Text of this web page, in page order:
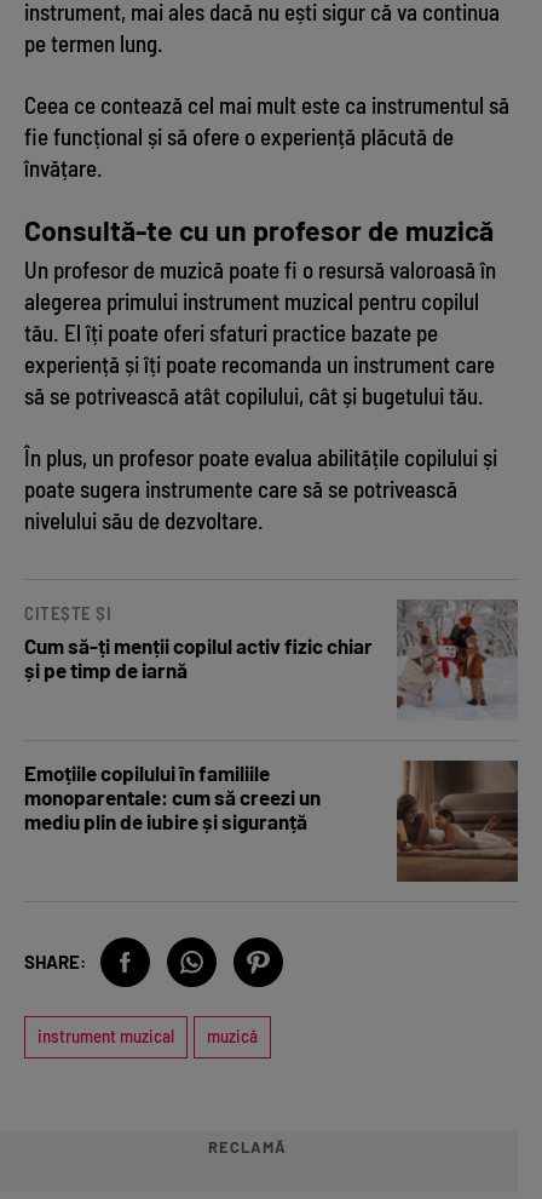
instrument, mai ales dacă nu ești sigur că va continua
pe termen lung.
Ceea ce contează cel mai mult este ca instrumentul să
fie funcțional și să ofere o experiență plăcută de
învățare.
Consultă-te cu un profesor de muzică
Un profesor de muzică poate fi o resursă valoroasă în
alegerea primului instrument muzical pentru copilul
tău. El îți poate oferi sfaturi practice bazate pe
experiență și îți poate recomanda un instrument care
să se potrivească atât copilului, cât și bugetului tău.
În plus, un profesor poate evalua abilitățile copilului și
poate sugera instrumente care să se potrivească
nivelului său de dezvoltare.
CITEȘTE ȘI
Cum să-ți menții copilul activ fizic chiar
și pe timp de iarnă
Emoțiile copilului în familiile
monoparentale: cum să creezi un
mediu plin de iubire și siguranță
SHARE:
instrument muzical muzică
RECLAMĂ